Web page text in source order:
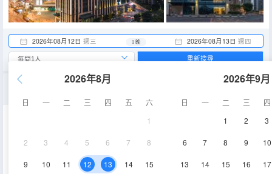
2026年08月12日 週三 2026年08月13日 週四
1 晚
2026年8月
日 一 二 三 四 五
六
1
2 3 4 5 6 7 8
9 10 11 12 13 14 15
2026年9月
日 一 二 三
四
1
2 3
6 7 8 9 10
13 14 15 16 17
重新搜尋
38-40㎡ 空調